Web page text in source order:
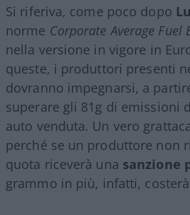
Si riferiva, come poco dopo
norme Corporate Average Fuel
nella versione in vigore in
queste, i produttori presenti
dovranno impegnarsi, a
superare gli 81g di emissioni
auto venduta. Un vero
perché se un produttore non
quota riceverà una sanzione
grammo in più, infatti,